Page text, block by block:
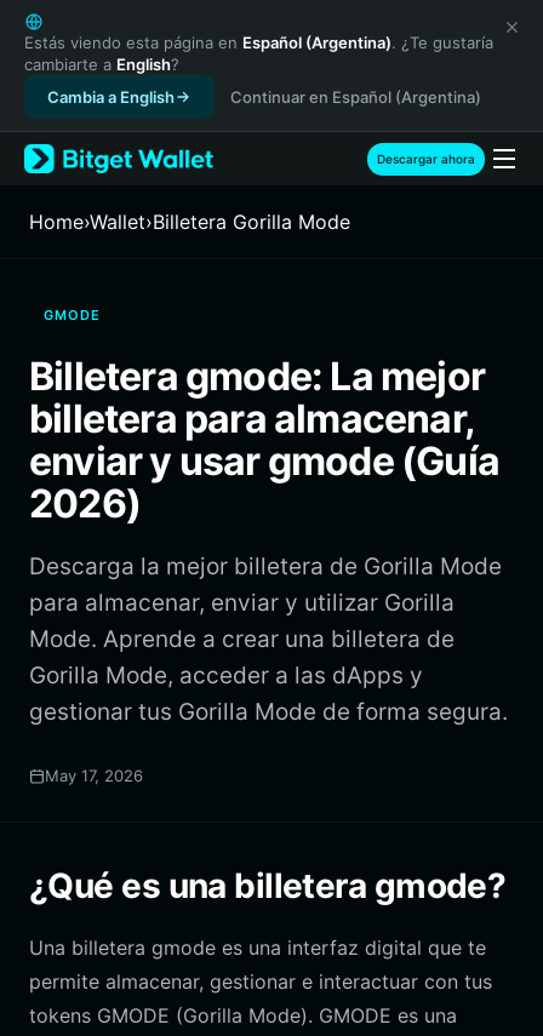
English
日本語
Tiếng Việt
Русский
Español (Latinoamérica)
Türkçe
Français
繁體中文
Bahasa Indonesia
ภาษาไทย
Español
Português (Brasil)
Estás viendo esta página en Español (Argentina). ¿Te gustaría
cambiarte a English?
Cambia a English
Continuar en Español (Argentina)
Descargar ahora
Home›Wallet›Billetera Gorilla Mode
GMODE
Billetera gmode: La mejor
billetera para almacenar,
enviar y usar gmode (Guía
2026)
Descarga la mejor billetera de Gorilla Mode
para almacenar, enviar y utilizar Gorilla
Mode. Aprende a crear una billetera de
Gorilla Mode, acceder a las dApps y
gestionar tus Gorilla Mode de forma segura.
May 17, 2026
¿Qué es una billetera gmode?
Una billetera gmode es una interfaz digital que te
permite almacenar, gestionar e interactuar con tus
tokens GMODE (Gorilla Mode). GMODE es una